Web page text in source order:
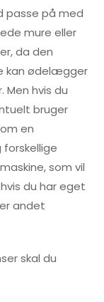
passe på med
mure eller
da den
kan ødelægger
Men hvis du
bruger
en
som vil
du har eget
andet
skal du